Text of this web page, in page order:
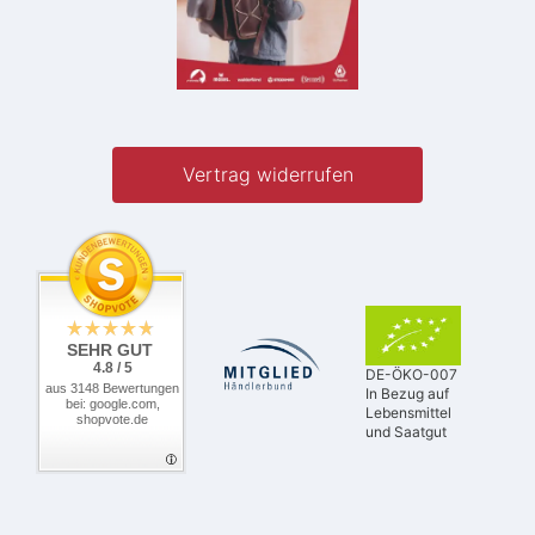
Vertrag widerrufen
SEHR GUT
4.8 / 5
aus 3148 Bewertungen
bei: google.com,
shopvote.de
DE-ÖKO-007
In Bezug auf
Lebensmittel
und Saatgut